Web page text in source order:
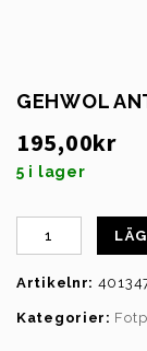
GEHWOL
195,00kr
5 i lager
Artikelnr:
Kategorier: